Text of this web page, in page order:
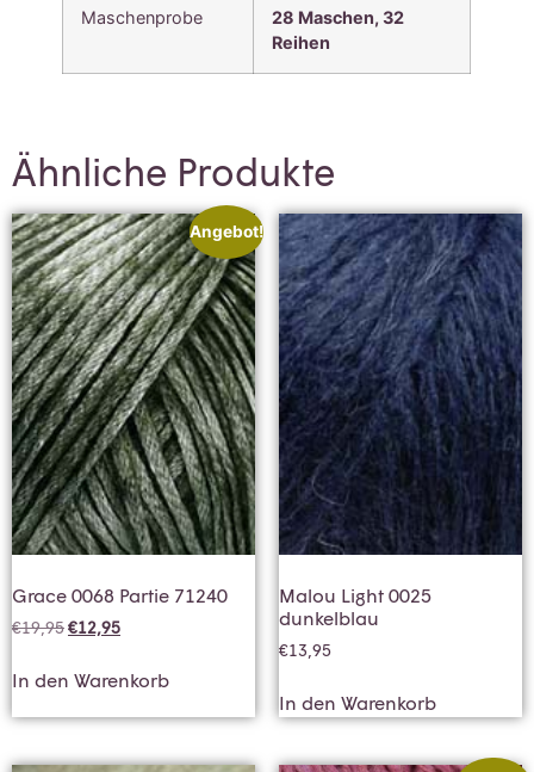
Maschenprobe
28 Maschen, 32
Reihen
Ähnliche Produkte
Angebot!
Grace 0068 Partie 71240
€19,95€12,95
In den Warenkorb
Malou Light 0025
dunkelblau
€13,95
In den Warenkorb